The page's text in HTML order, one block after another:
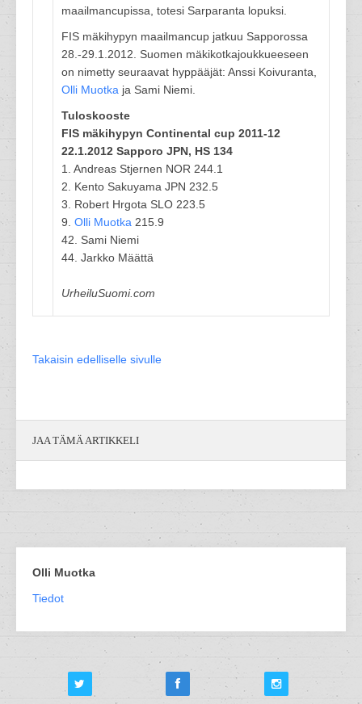
maailmancupissa, totesi Sarparanta lopuksi.
FIS mäkihypyn maailmancup jatkuu Sapporossa
28.-29.1.2012. Suomen mäkikotkajoukkueeseen
on nimetty seuraavat hyppääjät: Anssi Koivuranta,
Olli Muotka ja Sami Niemi.
Tuloskooste
FIS mäkihypyn Continental cup 2011-12
22.1.2012 Sapporo JPN, HS 134
1. Andreas Stjernen NOR 244.1
2. Kento Sakuyama JPN 232.5
3. Robert Hrgota SLO 223.5
9. Olli Muotka 215.9
42. Sami Niemi
44. Jarkko Määttä
UrheiluSuomi.com
Takaisin edelliselle sivulle
JAA TÄMÄ ARTIKKELI
Olli Muotka
Tiedot